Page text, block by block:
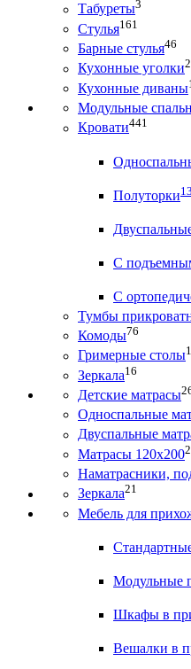
Табуреты3
Стулья161
Барные стулья46
Кухонные уголки
Кухонные диваны1
Модульные
Кровати441
Полуторки
С
С
Тумбы
Комоды76
Гримерные столы
Зеркала16
Детские матрасы
Односпальные
Двуспальные
Матрасы 120х200
Наматрасники,
Зеркала21
Мебель для
Модульные
Шкафы в
Вешалки в